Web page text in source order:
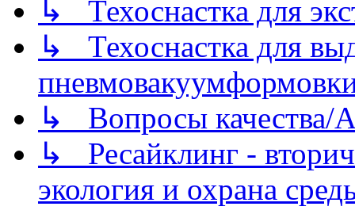
↳ Техоснастка для
↳ Техоснастка для
↳ Вопросы качества/
↳ Ресайклинг -
экология и охрана